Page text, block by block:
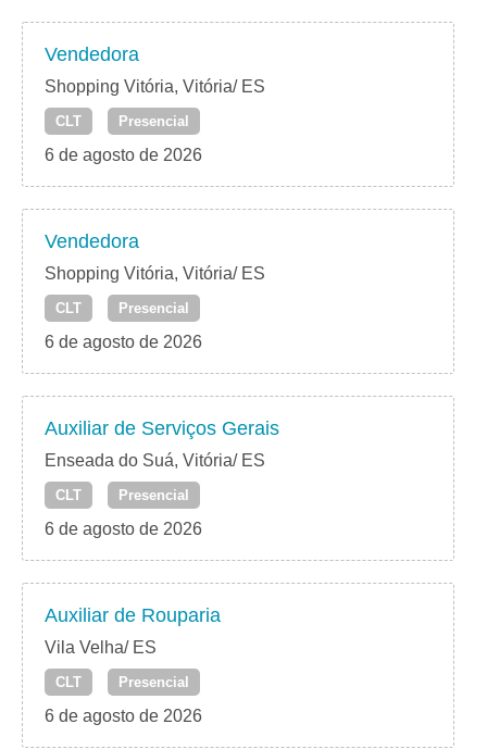
Vendedora
Shopping Vitória, Vitória/ ES
CLT Presencial
6 de agosto de 2026
Vendedora
Shopping Vitória, Vitória/ ES
CLT Presencial
6 de agosto de 2026
Auxiliar de Serviços Gerais
Enseada do Suá, Vitória/ ES
CLT Presencial
6 de agosto de 2026
Auxiliar de Rouparia
Vila Velha/ ES
CLT Presencial
6 de agosto de 2026